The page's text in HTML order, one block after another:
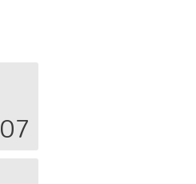
07